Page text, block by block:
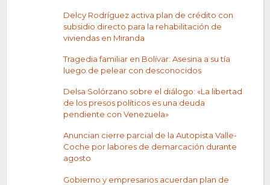
Delcy Rodríguez activa plan de crédito con
subsidio directo para la rehabilitación de
viviendas en Miranda
Tragedia familiar en Bolívar: Asesina a su tía
luego de pelear con desconocidos
Delsa Solórzano sobre el diálogo: «La libertad
de los presos políticos es una deuda
pendiente con Venezuela»
Anuncian cierre parcial de la Autopista Valle-
Coche por labores de demarcación durante
agosto
Gobierno y empresarios acuerdan plan de